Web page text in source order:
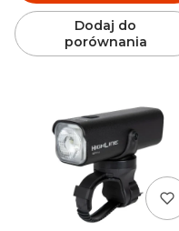
Dodaj do
porównania